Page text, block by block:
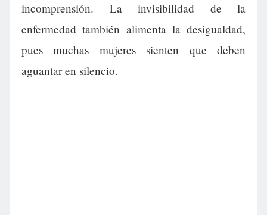
incomprensión. La invisibilidad de la
enfermedad también alimenta la desigualdad,
pues muchas mujeres sienten que deben
aguantar en silencio.